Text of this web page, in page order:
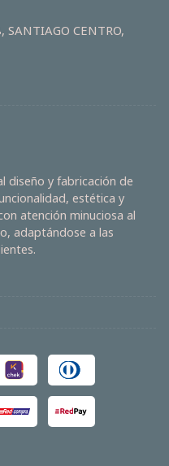
CENTRO,
diseño y fabricación de
estética y
atención minuciosa al
adaptándose a las